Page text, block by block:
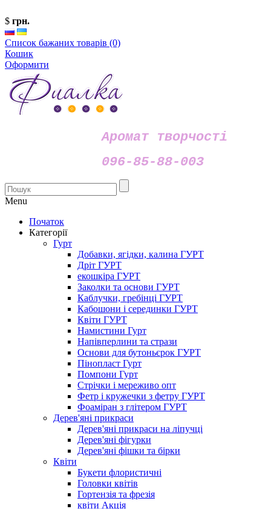
$ грн.
Список бажаних товарів (0)
Кошик
Оформити
Аромат творчості
096-85-88-003
Menu
Початок
Категорії
Гурт
Добавки, ягідки, калина ГУРТ
Дріт ГУРТ
екошкіра ГУРТ
Заколки та основи ГУРТ
Каблучки, гребінці ГУРТ
Кабошони і серединки ГУРТ
Квіти ГУРТ
Намистини Гурт
Напівперлини та стрази
Основи для бутоньєрок ГУРТ
Пінопласт Гурт
Помпони Гурт
Стрічки і мереживо опт
Фетр і кружечки з фетру ГУРТ
Фоаміран з глітером ГУРТ
Дерев'яні прикраси
Дерев'яні прикраси на ліпучці
Дерев'яні фігурки
Дерев'яні фішки та бірки
Квіти
Букети флористичні
Головки квітів
Гортензія та фрезія
квіти Акція